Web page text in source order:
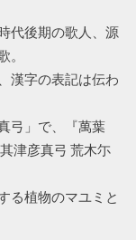
代後期の歌人、源
。
漢字の表記は伝わ
弓」で、『萬葉
津彦真弓 荒木尓
る植物のマユミと